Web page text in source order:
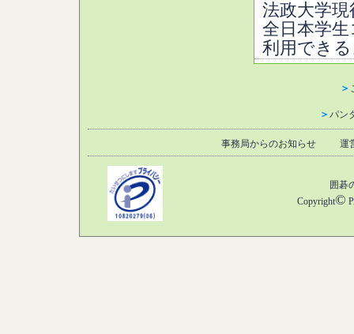
法政大学
全日本学
利用でき
＞
＞ パン
事務局からのお知らせ 運
囲碁
Copyright©